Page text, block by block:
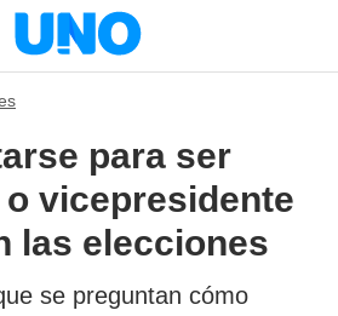
para ser
vicepresidente
las elecciones
se preguntan cómo